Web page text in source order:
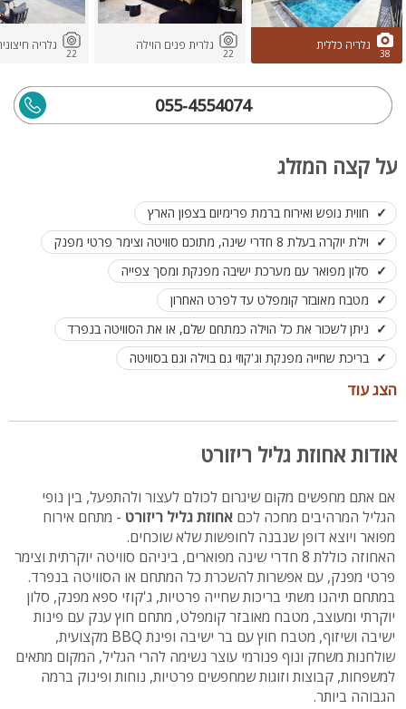
38
גלריה כללית
22
גלרית פנים הוילה
22
גלריה
055-4554074
על קצה המזלג
חווית נופש ואירוח ברמת פרימיום בצפון הארץ
וילת יוקרה בעלת 8 חדרי שינה, מתוכם סוויטה וצימר פרטי מפנק
סלון מפואר עם מערכת ישיבה מפנקת ומסך צפייה
מטבח מאובזר קומפלט עד לפרט האחרון
ניתן לשכור את כל הוילה כמתחם שלם, או את הסוויטה בנפרד
בריכת שחייה מפנקת וג'קוזי גם בוילה וגם בסוויטה
מתחם חוץ גדול עם פינות ישיבה, שיזוף ושמשיות
שולחנות משחק - שולחן פינג פונג, סנוקר
קיימת עמדת טעינה לרכב חשמלי וחניה לאורחי המתחם
האירוח בוילה לעד 30 איש, ובסוויטה לזוג + 2
הצג עוד
אודות אחוזת גליל ריזורט
אם אתם מחפשים מקום שיגרום לכולם לעצור ולהתפעל, בין נופי
הגליל המרהיבים מחכה לכם אחוזת גליל ריזורט - מתחם אירוח
מפואר ויוצא דופן שנבנה לחופשות שלא שוכחים.
האחוזה כוללת 8 חדרי שינה מפוארים, ביניהם סוויטה יוקרתית וצימר
פרטי מפנק, עם אפשרות להשכרת כל המתחם או הסוויטה בנפרד.
במתחם תיהנו משתי בריכות שחייה פרטיות, ג'קוזי ספא מפנק, סלון
יוקרתי ומעוצב, מטבח מאובזר קומפלט, מתחם חוץ ענק עם פינות
ישיבה ושיזוף, מטבח חוץ עם בר ישיבה ופינת BBQ מקצועית,
שולחנות משחק ונוף פנורמי עוצר נשימה להרי הגליל, המקום מתאים
למשפחות, קבוצות וזוגות שמחפשים פרטיות, נוחות ופינוק ברמה
הגבוהה ביותר.